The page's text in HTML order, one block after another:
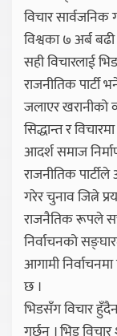
विचार
विश्वका ७ अर्ब
सही विचारलाई
राजनीतिक पार्टी
जलाएर खरानीको
सिद्धान्त र
आदर्श समाज
राजनीतिक
गरेर चुनाव जित्ने
राजनैतिक रूपले
निर्वाचनको
आगामी
छ ।
भिडसँग विचार